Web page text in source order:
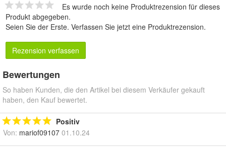
Es wurde noch keine Produktrezension für dieses
Produkt abgegeben.
Seien Sie der Erste. Verfassen Sie jetzt eine Produktrezension.
Rezension verfassen
Bewertungen
So haben Kunden, die den Artikel bei diesem Verkäufer gekauft
haben, den Kauf bewertet.
Positiv
Von: mariof09107 01.10.24